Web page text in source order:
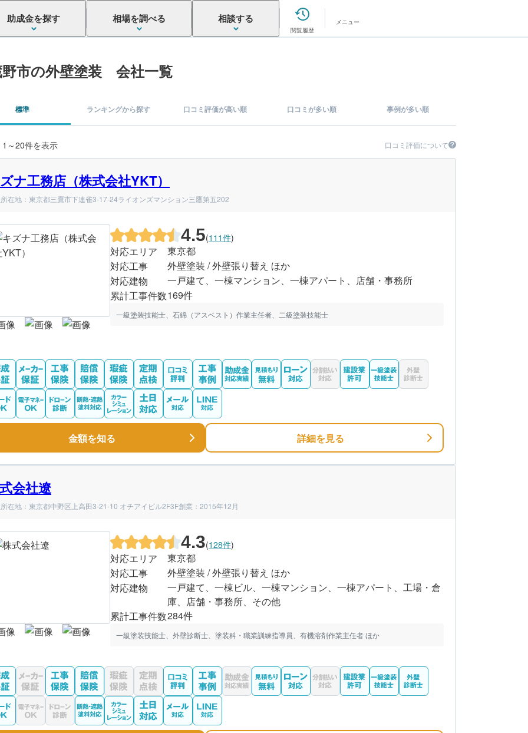
助成金を探す 相場を調べる 相談する
閲覧履歴
メニュー
野市の外壁塗装 会社一覧
標準 ランキングから探す 口コミ評価が高い順 口コミが多い順 事例が多い順
～20件を表示 口コミ評価について
ナ工務店（株式会社YKT）
在地：東京都三鷹市下連雀3-17-24ライオンズマンション三鷹第五202
4.5(111件)
対応エリア
東京都
対応工事
外壁塗装 / 外壁張り替え ほか
対応建物
一戸建て、一棟マンション、一棟アパート、店舗・事務所
累計工事件数169件
一級塗装技能士、石綿（アスベスト）作業主任者、二級塗装技能士
金額を知る 詳細を見る
会社遼
在地：東京都中野区上高田3-21-10 オチアイビル2F3F創業：2015年12月
4.3(128件)
対応エリア
東京都
対応工事
外壁塗装 / 外壁張り替え ほか
対応建物
一戸建て、一棟ビル、一棟マンション、一棟アパート、工場・倉
庫、店舗・事務所、その他
累計工事件数284件
一級塗装技能士、外壁診断士、塗装科・職業訓練指導員、有機溶剤作業主任者 ほか